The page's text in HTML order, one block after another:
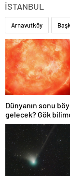
İSTANBUL
Arnavutköy
Dünyanın sonu
gelecek? Gök
kez sönen yıldızın
yutmasına tanık